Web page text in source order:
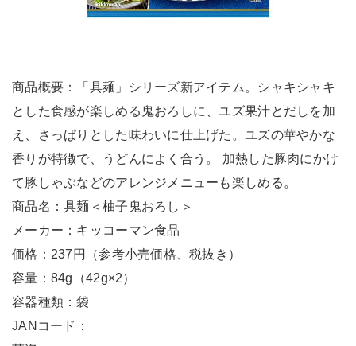
商品概要：「具麺」シリーズ新アイテム。シャキシャキ
とした食感が楽しめる鬼おろしに、ユズ果汁とだしを加
え、さっぱりとした味わいに仕上げた。ユズの華やかな
香りが特徴で、うどんによく合う。 加熱した豚肉にかけ
て豚しゃぶなどのアレンジメニューも楽しめる。
商品名：具麺＜柚子鬼おろし＞
メーカー：キッコーマン食品
価格：237円（参考小売価格、税抜き）
容量：84g（42g×2）
容器種類：袋
JANコード：